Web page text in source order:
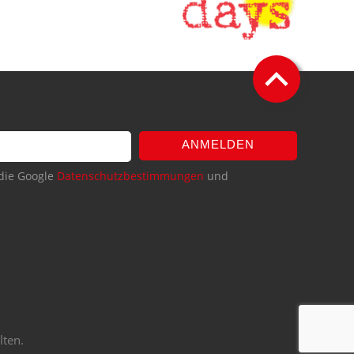
ANMELDEN
Google Datenschutzbestimmungen und